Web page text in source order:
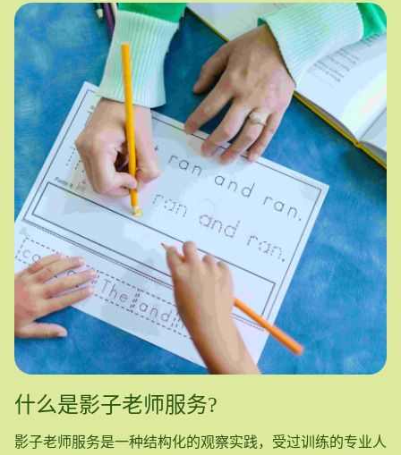
什么是影子老师服务?
影子老师服务是一种结构化的观察实践，受过训练的专业人